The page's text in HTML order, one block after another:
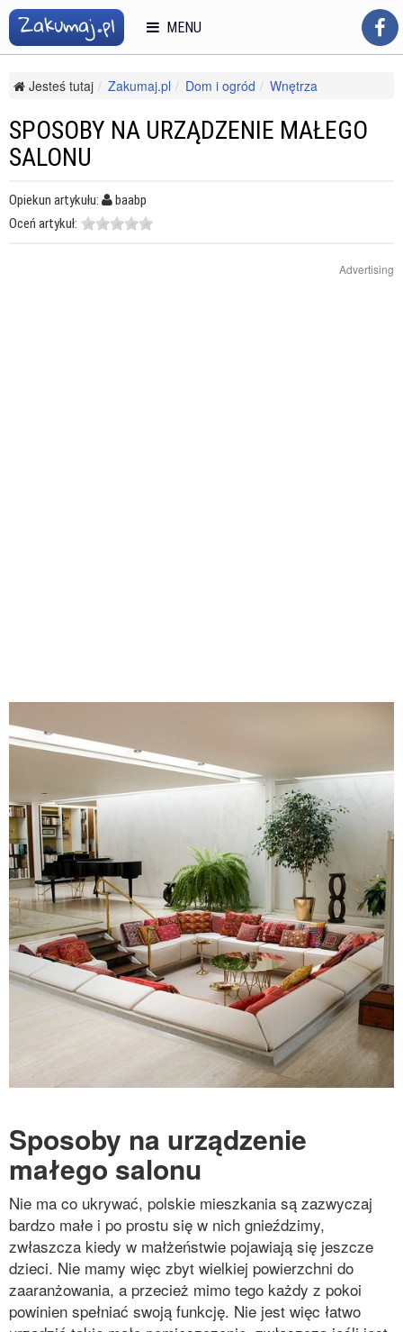
Jesteś tutaj Zakumaj.pl Dom i ogród
Wnętrza
SPOSOBY NA URZĄDZENIE MAŁEGO
SALONU
Opiekun artykułu:
baabp
Oceń artykuł:
Advertising
Sposoby na urządzenie
małego salonu
Nie ma co ukrywać, polskie mieszkania są zazwyczaj
bardzo małe i po prostu się w nich gnieździmy,
zwłaszcza kiedy w małżeństwie pojawiają się jeszcze
dzieci. Nie mamy więc zbyt wielkiej powierzchni do
zaaranżowania, a przecież mimo tego każdy z pokoi
powinien spełniać swoją funkcję. Nie jest więc łatwo
MENU